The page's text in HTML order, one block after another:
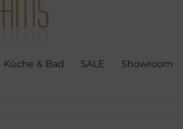
Küche & Bad SALE Showroom